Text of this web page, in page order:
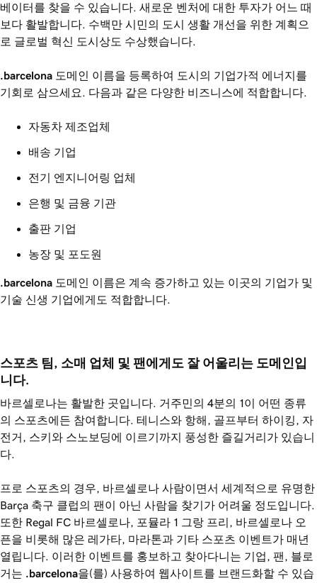
베이터를 찾을 수 있습니다. 새로운 벤처에 대한 투자가 어느 때
보다 활발합니다. 수백만 시민의 도시 생활 개선을 위한 계획으
로 글로벌 혁신 도시상도 수상했습니다.
.barcelona 도메인 이름을 등록하여 도시의 기업가적 에너지를
기회로 삼으세요. 다음과 같은 다양한 비즈니스에 적합합니다.
자동차 제조업체
배송 기업
전기 엔지니어링 업체
은행 및 금융 기관
출판 기업
농장 및 포도원
.barcelona 도메인 이름은 계속 증가하고 있는 이곳의 기업가 및
기술 신생 기업에게도 적합합니다.
스포츠 팀, 소매 업체 및 팬에게도 잘 어울리는 도메인입
니다.
바르셀로나는 활발한 곳입니다. 거주민의 4분의 1이 어떤 종류
의 스포츠에든 참여합니다. 테니스와 항해, 골프부터 하이킹, 자
전거, 스키와 스노보딩에 이르기까지 풍성한 즐길거리가 있습니
다.
프로 스포츠의 경우, 바르셀로나 사람이면서 세계적으로 유명한
Barça 축구 클럽의 팬이 아닌 사람을 찾기가 어려울 정도입니다.
또한 Regal FC 바르셀로나, 포뮬라 1 그랑 프리, 바르셀로나 오
픈을 비롯해 많은 레가타, 마라톤과 기타 스포츠 이벤트가 매년
열립니다. 이러한 이벤트를 홍보하고 찾아다니는 기업, 팬, 블로
거는 .barcelona을(를) 사용하여 웹사이트를 브랜드화할 수 있습